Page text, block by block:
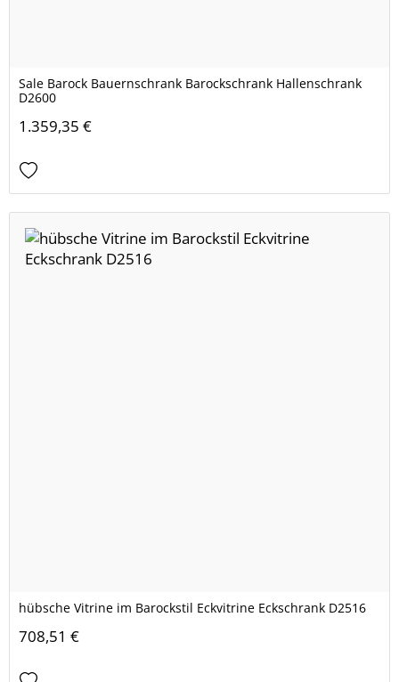
Sale Barock Bauernschrank Barockschrank Hallenschrank
D2600
1.359,35 €
hübsche Vitrine im Barockstil Eckvitrine Eckschrank D2516
708,51 €